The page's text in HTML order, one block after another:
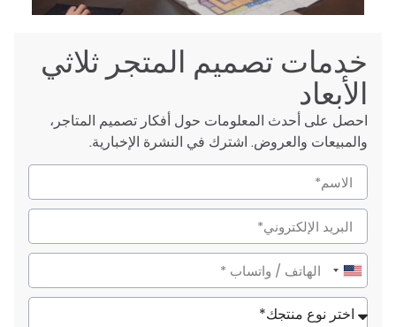
خدمات تصميم المتجر ثلاثي
الأبعاد
احصل على أحدث المعلومات حول أفكار تصميم المتاجر،
والمبيعات والعروض. اشترك في النشرة الإخبارية.
United
States
+1